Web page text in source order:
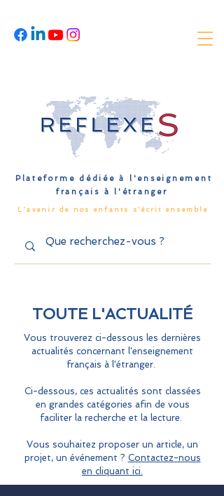
Plateforme dédiée à l'enseignement
français à l'étranger
L'avenir de nos enfants s'écrit ensemble
TOUTE L'ACTUALITÉ
Vous trouverez ci-dessous les dernières
actualités concernant l'enseignement
français à l'étranger.
Ci-dessous, ces actualités sont classées
en grandes catégories afin de vous
faciliter la recherche et la lecture.
Vous souhaitez proposer un article, un
projet, un événement ? Contactez-nous
en cliquant ici.